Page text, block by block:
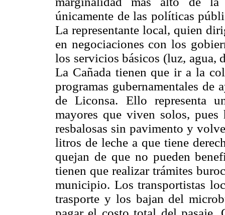
únicamente de las políticas
La representante local, quien
en negociaciones con los
los servicios básicos (luz, agua,
La Cañada tienen que ir a la
programas gubernamentales de
de Liconsa. Ello representa
mayores que viven solos,
resbalosas sin pavimento y
litros de leche a que tiene
quejan de que no pueden
tienen que realizar trámites
municipio. Los transportistas
trasporte y los bajan del